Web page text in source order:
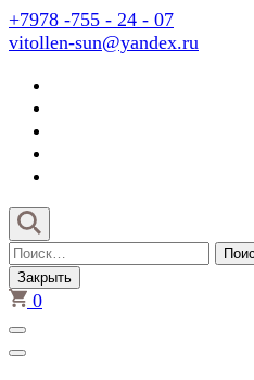
Перейти
к
(нажмите
Enter)
+7978 -755 - 24 - 07
vitollen-sun@yandex.ru
Найти:
Закрыть
0